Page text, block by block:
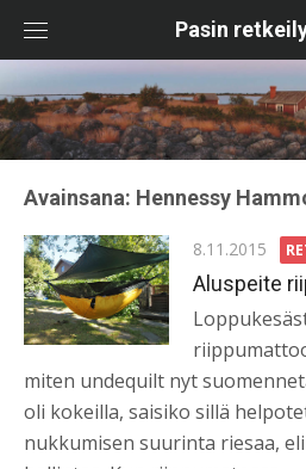
content
Pasin
Avainsana: Hennessy
Posted
on
8.11.2015
Aluspeite
miten undequilt nyt
oli kokeilla, saisiko sillä
nukkumisen suurinta riesaa,